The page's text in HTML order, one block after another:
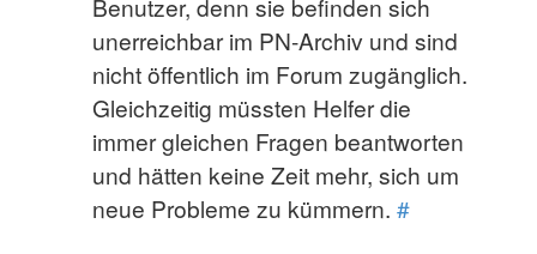
Benutzer, denn sie befinden sich
unerreichbar im PN-Archiv und sind
nicht öffentlich im Forum zugänglich.
Gleichzeitig müssten Helfer die
immer gleichen Fragen beantworten
und hätten keine Zeit mehr, sich um
neue Probleme zu kümmern. #